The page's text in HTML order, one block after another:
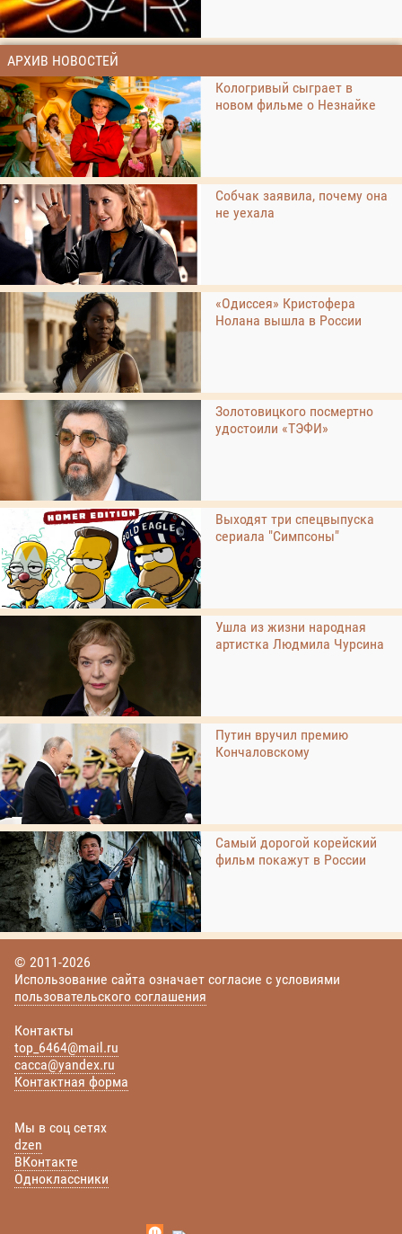
АРХИВ НОВОСТЕЙ
Кологривый сыграет в
новом фильме о Незнайке
Собчак заявила, почему она
не уехала
«Одиссея» Кристофера
Нолана вышла в России
Золотовицкого посмертно
удостоили «ТЭФИ»
Выходят три спецвыпуска
сериала "Симпсоны"
Ушла из жизни народная
артистка Людмила Чурсина
Путин вручил премию
Кончаловскому
Самый дорогой корейский
фильм покажут в России
© 2011-2026
Использование сайта означает согласие с условиями
пользовательского соглашения
Контакты
top_6464@mail.ru
cacca@yandex.ru
Контактная форма
Мы в соц сетях
dzen
ВКонтакте
Одноклассники